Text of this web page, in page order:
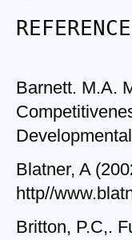
Barnett. M.A.
Blatner, A
http//
Britton, P.C,.